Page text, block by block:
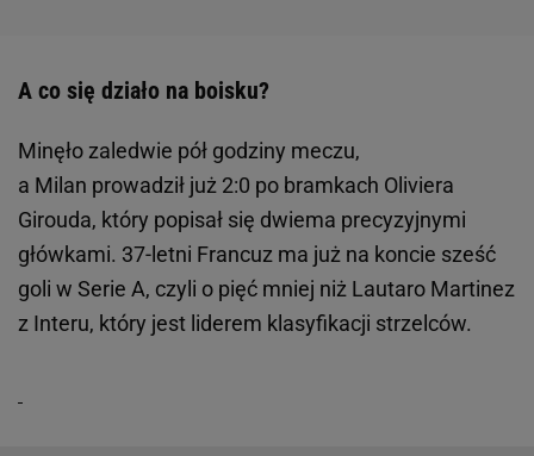
A co się działo na boisku?
Minęło zaledwie pół godziny meczu,
a Milan prowadził już 2:0 po bramkach Oliviera
Girouda, który popisał się dwiema precyzyjnymi
główkami. 37-letni Francuz ma już na koncie sześć
goli w Serie A, czyli o pięć mniej niż Lautaro Martinez
z Interu, który jest liderem klasyfikacji strzelców.